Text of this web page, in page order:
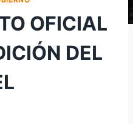
OFICIAL
DEL